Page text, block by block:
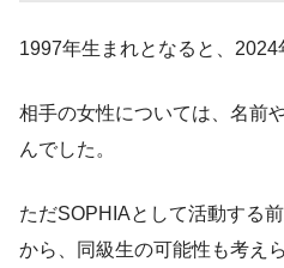
1997年生まれとなると、2024
相手の女性については、名前
んでした。
ただSOPHIAとして活動する
から、同級生の可能性も考え